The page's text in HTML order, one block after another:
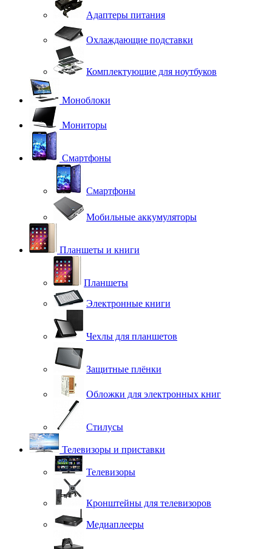
Адаптеры питания
Охлаждающие подставки
Комплектующие для ноутбуков
Моноблоки
Мониторы
Смартфоны
Смартфоны
Мобильные аккумуляторы
Планшеты и книги
Планшеты
Электронные книги
Чехлы для планшетов
Защитные плёнки
Обложки для электронных книг
Стилусы
Телевизоры и приставки
Телевизоры
Кронштейны для телевизоров
Медиаплееры